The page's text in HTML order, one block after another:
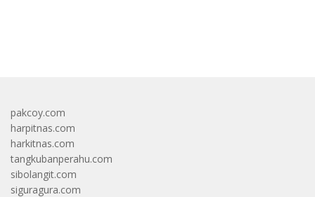
pakcoy.com
harpitnas.com
harkitnas.com
tangkubanperahu.com
sibolangit.com
siguragura.com